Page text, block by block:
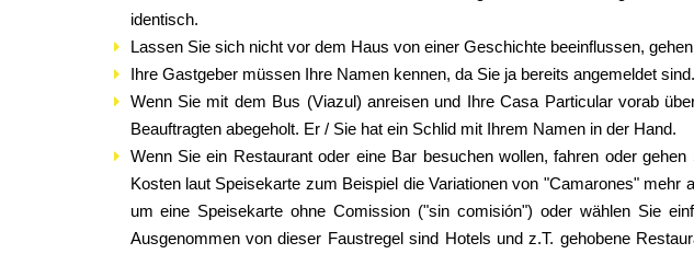
identisch.
Lassen Sie sich nicht vor dem Haus von einer Geschichte beeinflussen,
Ihre Gastgeber müssen Ihre Namen kennen, da Sie ja bereits angemeldet sind.
Wenn Sie mit dem Bus (Viazul) anreisen und Ihre Casa Particular vorab
Beauftragten abegeholt. Er / Sie hat ein Schlid mit Ihrem Namen in der Hand.
Wenn Sie ein Restaurant oder eine Bar besuchen wollen, fahren oder
Kosten laut Speisekarte zum Beispiel die Variationen von "Camarones"
um eine Speisekarte ohne Comission ("sin comisión") oder wählen Sie
Ausgenommen von dieser Faustregel sind Hotels und z.T. gehobene